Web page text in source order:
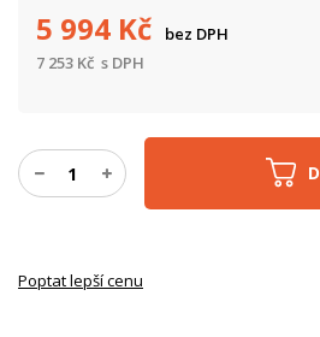
5 994 Kč
bez DPH
7 253 Kč s DPH
Poptat lepší cenu